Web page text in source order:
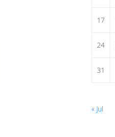
17
24
31
« Jul